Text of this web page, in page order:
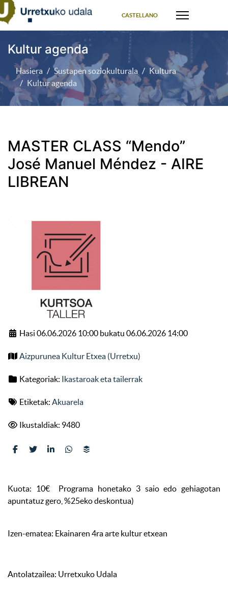
CASTELLANO
Kultur agenda
Hasiera Sustapen soziokulturala
Kultura
Kultur agenda
MASTER CLASS “Mendo”
José Manuel Méndez - AIRE
LIBREAN
Hasi 06.06.2026 10:00 bukatu 06.06.2026 14:00
Aizpurunea Kultur Etxea (Urretxu)
Kategoriak: Ikastaroak eta tailerrak
Etiketak: Akuarela
Ikustaldiak: 9480
Kuota: 10€ Programa honetako 3 saio edo gehiagotan
apuntatuz gero, %25eko deskontua)
Izen-ematea: Ekainaren 4ra arte kultur etxean
Antolatzailea: Urretxuko Udala